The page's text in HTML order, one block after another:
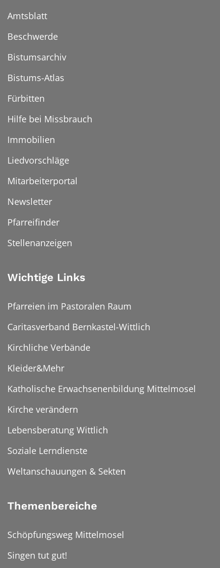
Amtsblatt
Beschwerde
Bistumsarchiv
Bistums-Atlas
Fürbitten
Hilfe bei Missbrauch
Immobilien
Liedvorschläge
Mitarbeiterportal
Newsletter
Pfarreifinder
Stellenanzeigen
Wichtige Links
Pfarreien im Pastoralen Raum
Caritasverband Bernkastel-Wittlich
Kirchliche Verbände
Kleider&Mehr
Katholische Erwachsenenbildung Mittelmosel
Kirche verändern
Lebensberatung Wittlich
Soziale Lerndienste
Weltanschauungen & Sekten
Themenbereiche
Schöpfungsweg Mittelmosel
Singen tut gut!